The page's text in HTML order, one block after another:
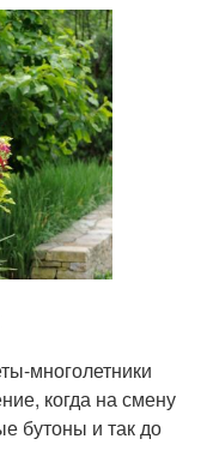
многолетники
когда на смену
бутоны и так до